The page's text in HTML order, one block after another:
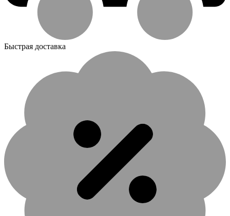
Быстрая доставка